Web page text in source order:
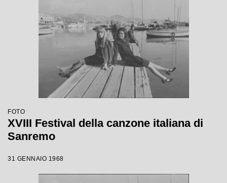
FOTO
XVIII Festival della canzone italiana di
Sanremo
31 GENNAIO 1968